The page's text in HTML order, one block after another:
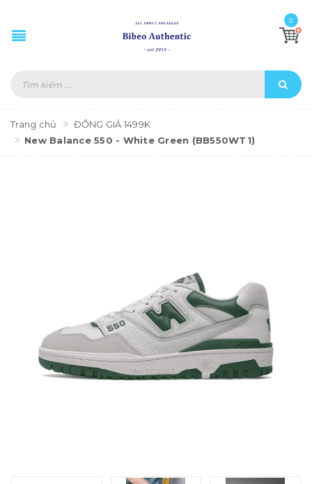
0
Trang chủ
ĐỒNG GIÁ 1499K
New Balance 550 - White Green (BB550WT1)